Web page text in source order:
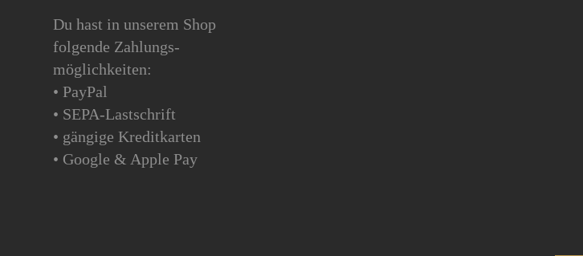
Du hast in unserem Shop
folgende Zahlungs-
möglichkeiten:
• PayPal
• SEPA-Lastschrift
• gängige Kreditkarten
• Google & Apple Pay